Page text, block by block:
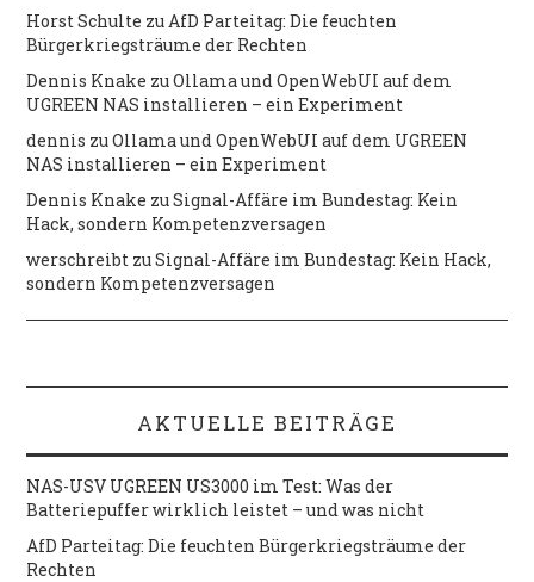
Horst Schulte zu AfD Parteitag: Die feuchten
Bürgerkriegsträume der Rechten
Dennis Knake zuOllama und OpenWebUI auf dem
UGREEN NAS installieren – ein Experiment
dennis zuOllama und OpenWebUI auf dem UGREEN
NAS installieren – ein Experiment
Dennis Knake zuSignal-Affäre im Bundestag: Kein
Hack, sondern Kompetenzversagen
werschreibt zuSignal-Affäre im Bundestag: Kein Hack,
sondern Kompetenzversagen
AKTUELLE BEITRÄGE
NAS-USV UGREEN US3000 im Test: Was der
Batteriepuffer wirklich leistet – und was nicht
AfD Parteitag: Die feuchten Bürgerkriegsträume der
Rechten